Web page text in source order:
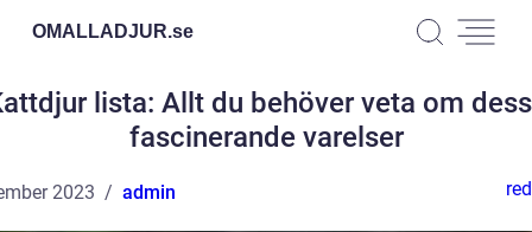
OMALLADJUR.se
lista: Allt du behöver veta om
fascinerande varelser
2023 admin